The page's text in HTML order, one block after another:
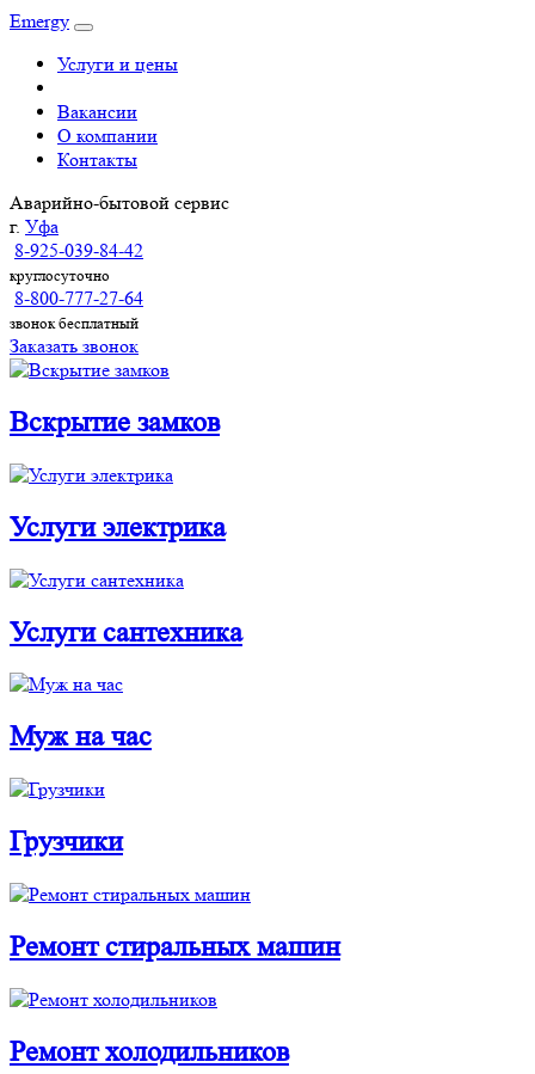
Emergy
Услуги и цены
Вакансии
О компании
Контакты
Аварийно-бытовой сервис
г. Уфа
8-925-039-84-42
круглосуточно
8-800-777-27-64
звонок бесплатный
Заказать звонок
Вскрытие замков
Услуги электрика
Услуги cантехника
Муж на час
Грузчики
Ремонт стиральных машин
Ремонт холодильников